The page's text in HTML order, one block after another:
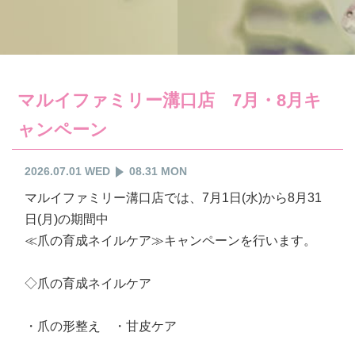
マルイファミリー溝口店 7月・8月キ
ャンペーン
2026.07.01 WED 08.31 MON
マルイファミリー溝口店では、7月1日(水)から8月31
日(月)の期間中
≪爪の育成ネイルケア≫キャンペーンを行います。
◇爪の育成ネイルケア
・爪の形整え ・甘皮ケア